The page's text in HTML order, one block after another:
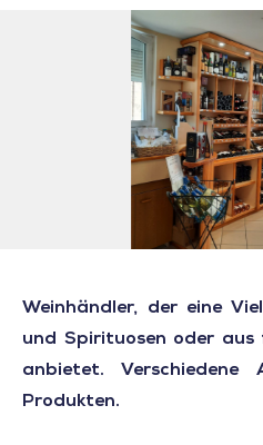
Weinhändler, der eine
und Spirituosen oder aus
anbietet. Verschiedene
Produkten.